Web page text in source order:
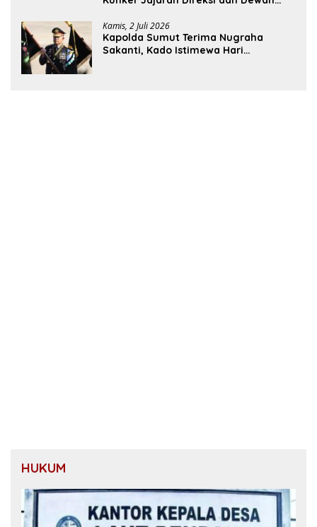
Kamis, 2 Juli 2026
Kapolda Sumut Terima Nugraha
Sakanti, Kado Istimewa Hari
HUKUM